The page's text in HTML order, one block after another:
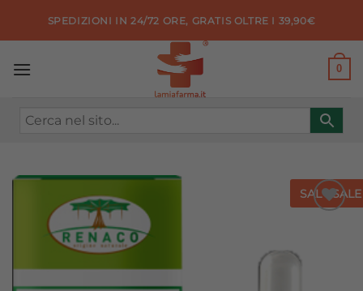
SPEDIZIONI IN 24/72 ORE, GRATIS OLTRE I 39,90€
0
SALE SALE